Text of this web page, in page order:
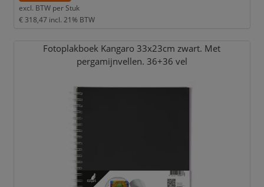
excl. BTW per Stuk
€ 318,47 incl. 21% BTW
Fotoplakboek Kangaro 33x23cm zwart. Met
pergamijnvellen. 36+36 vel